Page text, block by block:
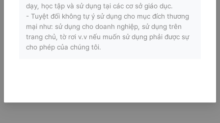
dạy, học tập và sử dụng tại các cơ sở giáo dục.
- Tuyệt đối không tự ý sử dụng cho mục đích thương
mại như: sử dụng cho doanh nghiệp, sử dụng trên
trang chủ, tờ rơi v.v nếu muốn sử dụng phải được sự
cho phép của chúng tôi.